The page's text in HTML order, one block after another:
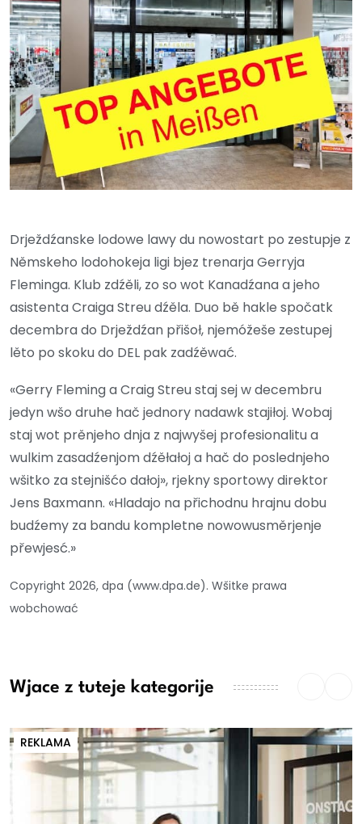
Drježdźanske lodowe lawy du nowostart po zestupje z
Němskeho lodohokeja ligi bjez trenarja Gerryja
Fleminga. Klub zdźěli, zo so wot Kanadźana a jeho
asistenta Craiga Streu dźěla. Duo bě hakle spočatk
decembra do Drježdźan přišoł, njemóžeše zestupej
lěto po skoku do DEL pak zadźěwać.
«Gerry Fleming a Craig Streu staj sej w decembru
jedyn wšo druhe hač jednory nadawk stajiłoj. Wobaj
staj wot prěnjeho dnja z najwyšej profesionalitu a
wulkim zasadźenjom dźěłałoj a hač do poslednjeho
wšitko za stejnišćo dałoj», rjekny sportowy direktor
Jens Baxmann. «Hladajo na přichodnu hrajnu dobu
budźemy za bandu kompletne nowowusměrjenje
přewjesć.»
Copyright 2026, dpa (www.dpa.de). Wšitke prawa
wobchować
Wjace z tuteje kategorije
REKLAMA